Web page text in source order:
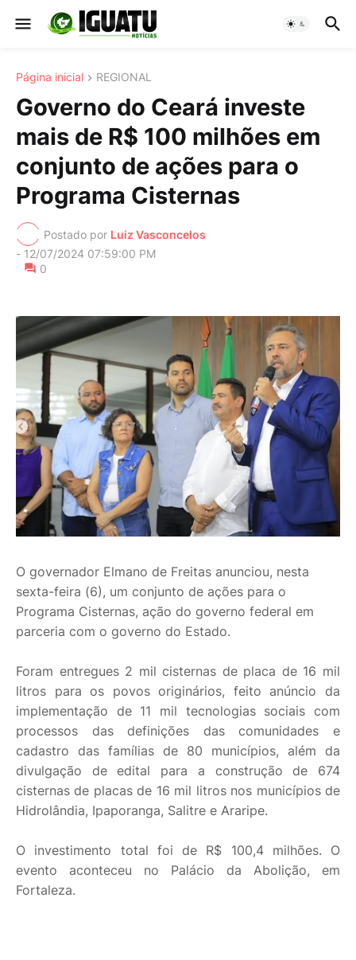
Página inicial REGIONAL
Governo do Ceará investe
mais de R$ 100 milhões em
conjunto de ações para o
Programa Cisternas
Postado por Luiz Vasconcelos
- 12/07/2024 07:59:00 PM
0
O governador Elmano de Freitas anunciou, nesta
sexta-feira (6), um conjunto de ações para o
Programa Cisternas, ação do governo federal em
parceria com o governo do Estado.
Foram entregues 2 mil cisternas de placa de 16 mil
litros para os povos originários, feito anúncio da
implementação de 11 mil tecnologias sociais com
processos das definições das comunidades e
cadastro das famílias de 80 municípios, além da
divulgação de edital para a construção de 674
cisternas de placas de 16 mil litros nos municípios de
Hidrolândia, Ipaporanga, Salitre e Araripe.
O investimento total foi de R$ 100,4 milhões. O
evento aconteceu no Palácio da Abolição, em
Fortaleza.